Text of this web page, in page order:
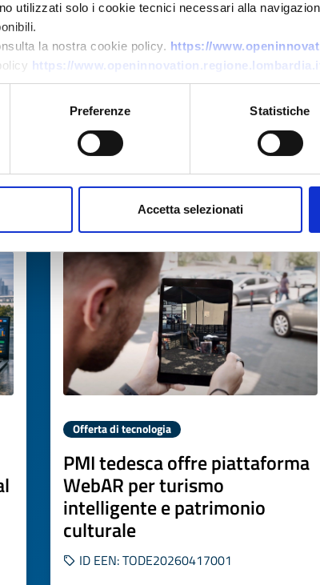
utilizzati solo i cookie tecnici necessari alla
la nostra cookie policy. https://
https://
Preferenze Statistiche
Accetta selezionati
Università tedesca offre in
licenza ugello innovativo per
navi in condizioni di acque
basse
ID EEN: TODE20260429005
Scade il22 giugno 2027
Offerta di tecnologia
PMI tedesca offre piattaforma
WebAR per turismo
intelligente e patrimonio
culturale
ID EEN: TODE20260417001